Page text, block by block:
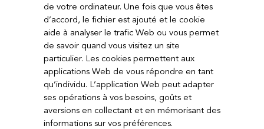
de votre ordinateur. Une fois que vous êtes
d’accord, le fichier est ajouté et le cookie
aide à analyser le trafic Web ou vous permet
de savoir quand vous visitez un site
particulier. Les cookies permettent aux
applications Web de vous répondre en tant
qu’individu. L’application Web peut adapter
ses opérations à vos besoins, goûts et
aversions en collectant et en mémorisant des
informations sur vos préférences.